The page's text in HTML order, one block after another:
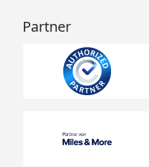
Partner